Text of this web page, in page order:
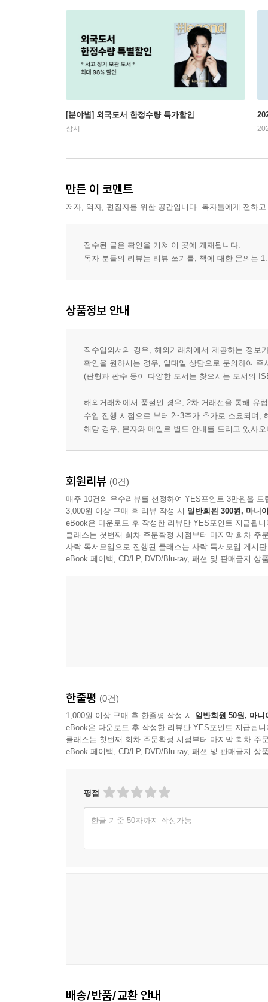
[분야별] 외국도서 한정수량 특가할인
상시
만든 이 코멘트
저자, 역자, 편집자를 위한 공간입니다. 독자들에게 전하
접수된 글은 확인을 거쳐 이 곳에 게재됩니다.
독자 분들의 리뷰는 리뷰 쓰기를, 책에 대한 문의는
상품정보 안내
직수입외서의 경우, 해외거래처에서 제공하는 정
확인을 원하시는 경우, 일대일 상담으로 문의하여 주
(판형과 판수 등이 다양한 도서는 찾으시는 도서의
해외거래처에서 품절인 경우, 2차 거래선을 통해 유
수입 진행 시점으로 부터 2~3주가 추가로 소요되며,
해당 경우, 문자와 메일로 별도 안내를 드리고 있사
회원리뷰 (0건)
매주 10건의 우수리뷰를 선정하여 YES포인트 3만원을 드
3,000원 이상 구매 후 리뷰 작성 시 일반회원 300원, 마니
eBook은 다운로드 후 작성한 리뷰만 YES포인트 지급됩니
클래스는 첫번째 회차 주문확정 시점부터 마지막 회차 주
사락 독서모임으로 진행된 클래스는 사락 독서모임 게시
eBook 페이백, CD/LP, DVD/Blu-ray, 패션 및 판매금지 상
한줄평 (0건)
1,000원 이상 구매 후 한줄평 작성 시 일반회원 50원, 마니
eBook은 다운로드 후 작성한 리뷰만 YES포인트 지급됩니
클래스는 첫번째 회차 주문확정 시점부터 마지막 회차 주
eBook 페이백, CD/LP, DVD/Blu-ray, 패션 및 판매금지 상
평점
한글 기준 50자까지 작성가능
배송/반품/교환 안내